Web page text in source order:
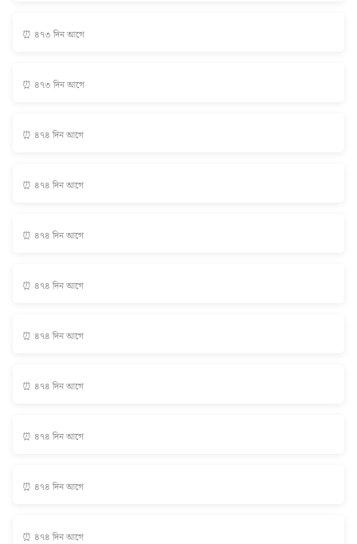
⏰ ৪৭৩ দিন আগে
⏰ ৪৭৩ দিন আগে
⏰ ৪৭৪ দিন আগে
⏰ ৪৭৪ দিন আগে
⏰ ৪৭৪ দিন আগে
⏰ ৪৭৪ দিন আগে
⏰ ৪৭৪ দিন আগে
⏰ ৪৭৪ দিন আগে
⏰ ৪৭৪ দিন আগে
⏰ ৪৭৪ দিন আগে
⏰ ৪৭৪ দিন আগে